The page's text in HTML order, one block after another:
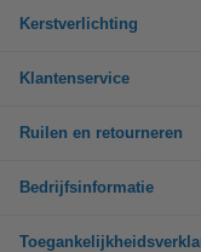
Kerstverlichting
Klantenservice
Ruilen en retourneren
Bedrijfsinformatie